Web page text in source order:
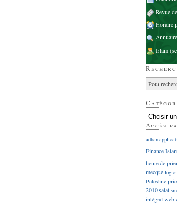
Revue
Horaire
Islam
Accès
adhan
Finance
heure de
mecque
Palestine
2010salat
intégralweb